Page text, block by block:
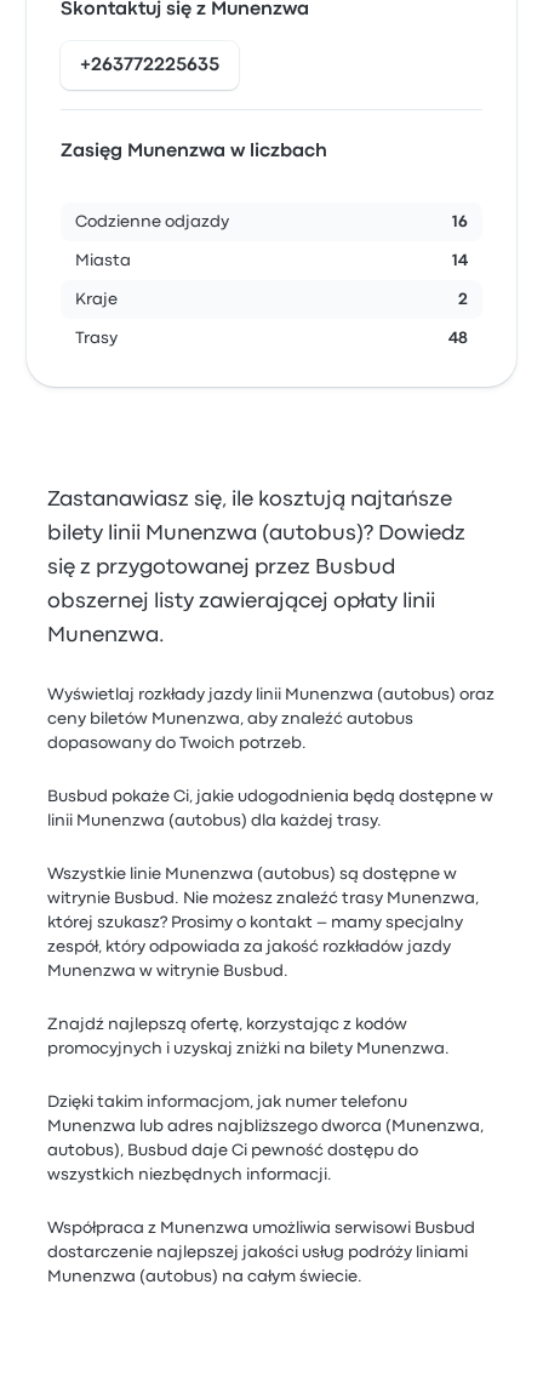
Skontaktuj się z Munenzwa
+263772225635
Zasięg Munenzwa w liczbach
Codzienne odjazdy 16
Miasta 14
Kraje 2
Trasy 48
Zastanawiasz się, ile kosztują najtańsze
bilety linii Munenzwa (autobus)? Dowiedz
się z przygotowanej przez Busbud
obszernej listy zawierającej opłaty linii
Munenzwa.
Wyświetlaj rozkłady jazdy linii Munenzwa (autobus) oraz
ceny biletów Munenzwa, aby znaleźć autobus
dopasowany do Twoich potrzeb.
Busbud pokaże Ci, jakie udogodnienia będą dostępne w
linii Munenzwa (autobus) dla każdej trasy.
Wszystkie linie Munenzwa (autobus) są dostępne w
witrynie Busbud. Nie możesz znaleźć trasy Munenzwa,
której szukasz? Prosimy o kontakt – mamy specjalny
zespół, który odpowiada za jakość rozkładów jazdy
Munenzwa w witrynie Busbud.
Znajdź najlepszą ofertę, korzystając z kodów
promocyjnych i uzyskaj zniżki na bilety Munenzwa.
Dzięki takim informacjom, jak numer telefonu
Munenzwa lub adres najbliższego dworca (Munenzwa,
autobus), Busbud daje Ci pewność dostępu do
wszystkich niezbędnych informacji.
Współpraca z Munenzwa umożliwia serwisowi Busbud
dostarczenie najlepszej jakości usług podróży liniami
Munenzwa (autobus) na całym świecie.